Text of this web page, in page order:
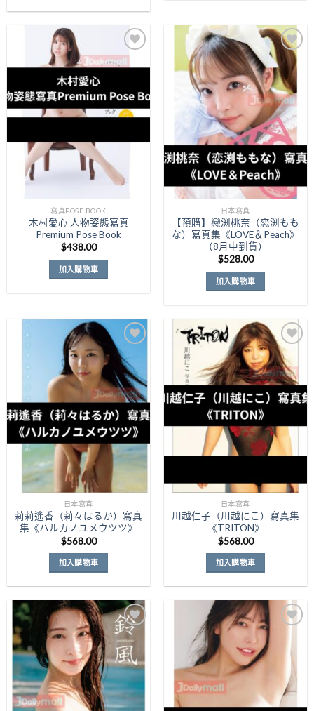
Wishlist
寫真POSE BOOK
木村愛心 人物姿態寫真
Premium Pose Book
$438.00
加入購物車
Add to
Wishlist
日本寫真
【預購】戀渕桃奈（恋渕もも
な）寫真集《LOVE＆Peach》
（8月中到貨）
$528.00
加入購物車
Add to
Wishlist
日本寫真
莉莉遙香（莉々はるか）寫真
集《ハルカノユメウツツ》
$568.00
加入購物車
Add to
Wishlist
日本寫真
川越仁子（川越にこ）寫真集
《TRITON》
$568.00
加入購物車
Add to
Wishlist